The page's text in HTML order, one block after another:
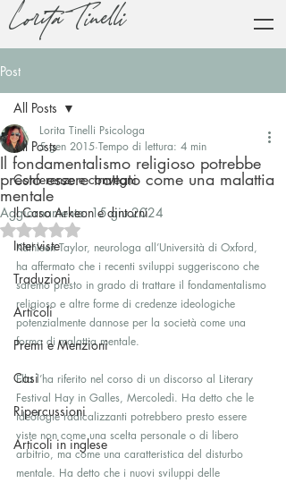
Lorita Tinelli
Post
All Posts
Conferenze e convegni
Il Caso Arkeon e dintorni
Interviste
Traduzioni
Articoli
Premi e Menzioni
Casi
Ripercussioni
Articoli in inglese
All Posts
Il fondamentalismo religioso potrebbe
presto essere trattato come una malattia
mentale
Lorita Tinelli Psicologa
5 gen 2015 Tempo di lettura: 4 min
Aggiornamento:15 giu 2024
Valutazione NaN stelle su 5.
Kathleen Taylor, neurologa all’Università di Oxford,
ha affermato che i recenti sviluppi suggeriscono che
saremo presto in grado di trattare il fondamentalismo
religioso e altre forme di credenze ideologiche
potenzialmente dannose per la società come una
forma di malattia mentale.
Ella l’ha riferito nel corso di un discorso al Literary
Festival Hay in Galles, Mercoledì. Ha detto che le
ideologie radicalizzanti potrebbero presto essere
viste non come una scelta personale o di libero
arbitrio, ma come una caratteristica del disturbo
mentale. Ha detto che i nuovi sviluppi delle